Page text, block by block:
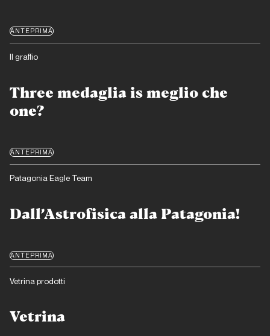
ANTEPRIMA
Three medaglia is meglio che
one?
Il graffio
ANTEPRIMA
Dall’Astrofisica alla Patagonia!
Patagonia Eagle Team
ANTEPRIMA
Vetrina
Vetrina prodotti